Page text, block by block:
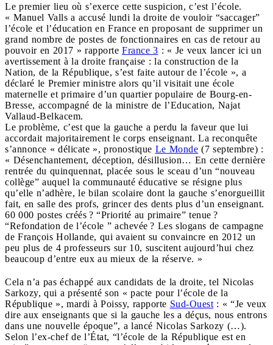
Le premier lieu où s’exerce cette suspicion, c’est l’école.
« Manuel Valls a accusé lundi la droite de vouloir “saccager”
l’école et l’éducation en France en proposant de supprimer un
grand nombre de postes de fonctionnaires en cas de retour au
pouvoir en 2017 » rapporte France 3 : « Je veux lancer ici un
avertissement à la droite française : la construction de la
Nation, de la République, s’est faite autour de l’école », a
déclaré le Premier ministre alors qu’il visitait une école
maternelle et primaire d’un quartier populaire de Bourg-en-
Bresse, accompagné de la ministre de l’Education, Najat
Vallaud-Belkacem.
Le problème, c’est que la gauche a perdu la faveur que lui
accordait majoritairement le corps enseignant. La reconquête
s’annonce « délicate », pronostique Le Monde (7 septembre) :
« Désenchantement, déception, désillusion… En cette dernière
rentrée du quinquennat, placée sous le sceau d’un “nouveau
collège” auquel la communauté éducative se résigne plus
qu’elle n’adhère, le bilan scolaire dont la gauche s’enorgueillit
fait, en salle des profs, grincer des dents plus d’un enseignant.
60 000 postes créés ? “Priorité au primaire” tenue ?
“Refondation de l’école ” achevée ? Les slogans de campagne
de François Hollande, qui avaient su convaincre en 2012 un
peu plus de 4 professeurs sur 10, suscitent aujourd’hui chez
beaucoup d’entre eux au mieux de la réserve. »
Cela n’a pas échappé aux candidats de la droite, tel Nicolas
Sarkozy, qui a présenté son « pacte pour l’école de la
République », mardi à Poissy, rapporte Sud-Ouest : « “Je veux
dire aux enseignants que si la gauche les a déçus, nous entrons
dans une nouvelle époque”, a lancé Nicolas Sarkozy (…).
Selon l’ex-chef de l’État, “l’école de la République est en